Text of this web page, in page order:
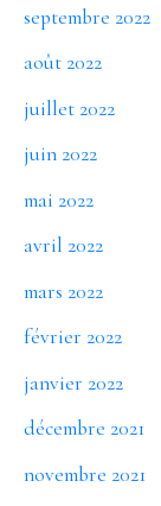
septembre 2022
août 2022
juillet 2022
juin 2022
mai 2022
avril 2022
mars 2022
février 2022
janvier 2022
décembre 2021
novembre 2021